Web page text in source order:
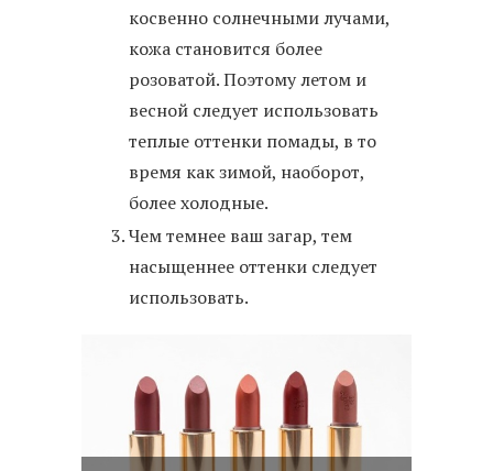
косвенно солнечными лучами,
кожа становится более
розоватой. Поэтому летом и
весной следует использовать
теплые оттенки помады, в то
время как зимой, наоборот,
более холодные.
Чем темнее ваш загар, тем
насыщеннее оттенки следует
использовать.